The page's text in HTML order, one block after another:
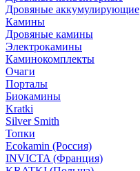
Дровяные аккумулирующие
Камины
Дровяные камины
Электрокамины
Каминокомплекты
Очаги
Порталы
Биокамины
Kratki
Silver Smith
Топки
Ecokamin (Россия)
INVICTA (Франция)